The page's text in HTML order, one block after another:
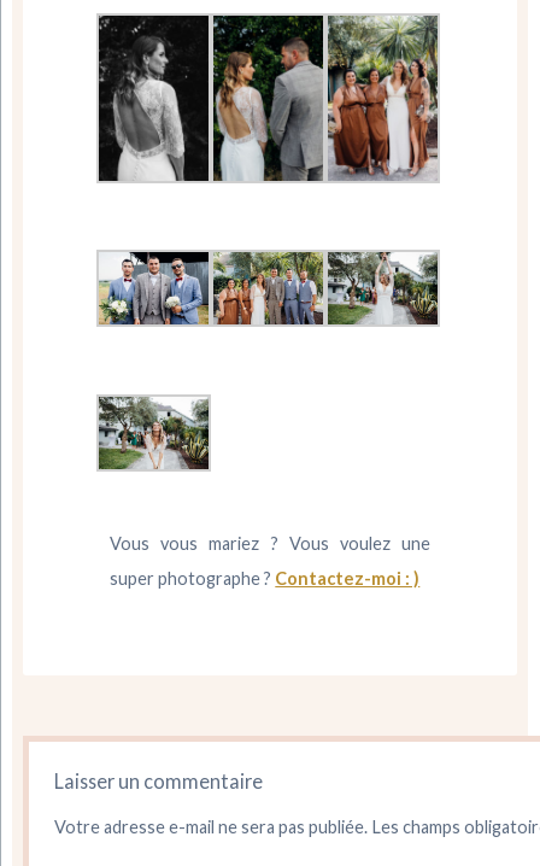
Vous vous mariez ? Vous voulez une
super photographe ? Contactez-moi : )
Laisser un commentaire
Votre adresse e-mail ne sera pas publiée. Les champs